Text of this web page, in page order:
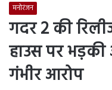
मनोरंजन
गदर 2 की
हाउस पर
गंभीर आरोप